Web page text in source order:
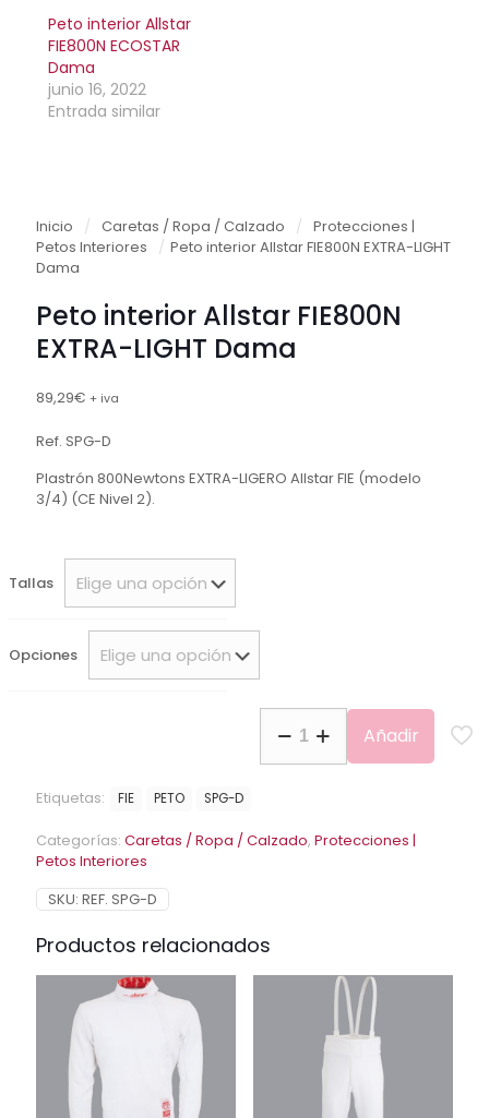
Peto interior Allstar
FIE800N ECOSTAR
Dama
junio 16, 2022
Entrada similar
Inicio / Caretas / Ropa / Calzado / Protecciones |
Petos Interiores
/ Peto interior Allstar FIE800N EXTRA-LIGHT
Dama
Peto interior Allstar FIE800N
EXTRA-LIGHT Dama
89,29€ + iva
Ref. SPG-D
Plastrón 800Newtons EXTRA-LIGERO Allstar FIE (modelo
3/4) (CE Nivel 2).
Tallas
Opciones
interior
Allstar
Dama
Añadir
Etiquetas: FIE PETO SPG-D
Categorías: Caretas / Ropa / Calzado, Protecciones |
Petos Interiores
SKU: REF. SPG-D
Productos relacionados